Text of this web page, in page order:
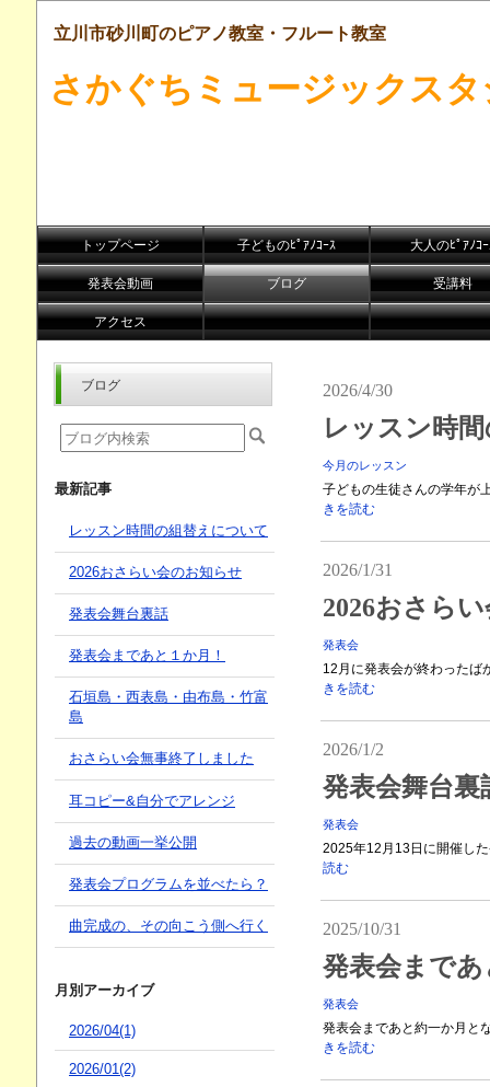
立川市砂川町のピアノ教室・フルート教室
さかぐちミュージックス
トップページ 子どものﾋﾟｱﾉｺｰｽ 大人のﾋﾟｱﾉｺ
発表会動画 ブログ 受講料
アクセス
2026/4/30
レッスン時
今月のレッスン
子どもの生徒さんの学年が
きを読む
2026/1/31
2026おさら
発表会
12月に発表会が終わったば
きを読む
2026/1/2
発表会舞台裏
発表会
2025年12月13日に開催し
読む
2025/10/31
発表会まで
発表会
発表会まであと約一か月と
きを読む
ブログ
最新記事
レッスン時間の組替えについて
2026おさらい会のお知らせ
発表会舞台裏話
発表会まであと１か月！
石垣島・西表島・由布島・竹富
島
おさらい会無事終了しました
耳コピー&自分でアレンジ
過去の動画一挙公開
発表会プログラムを並べたら？
曲完成の、その向こう側へ行く
月別アーカイブ
2026/04(1)
2026/01(2)